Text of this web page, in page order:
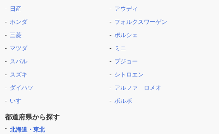
日産
ホンダ
三菱
マツダ
スバル
スズキ
ダイハツ
いすゞ
アウディ
フォルクスワーゲン
ポルシェ
ミニ
プジョー
シトロエン
アルファ ロメオ
ボルボ
都道府県から探す
北海道・東北